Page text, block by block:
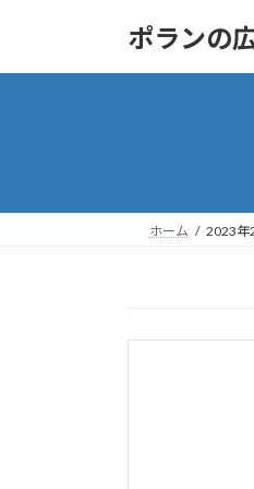
ポランの
ホーム 2023年